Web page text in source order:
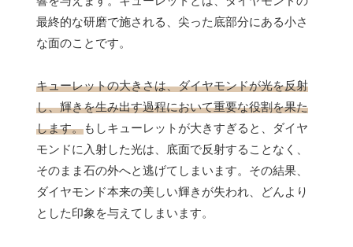
最終的な研磨で施される、尖った底部分にある小さ
な面のことです。
キューレットの大きさは、ダイヤモンドが光を反射
し、輝きを生み出す過程において重要な役割を果た
します。もしキューレットが大きすぎると、ダイヤ
モンドに入射した光は、底面で反射することなく、
そのまま石の外へと逃げてしまいます。その結果、
ダイヤモンド本来の美しい輝きが失われ、どんより
とした印象を与えてしまいます。